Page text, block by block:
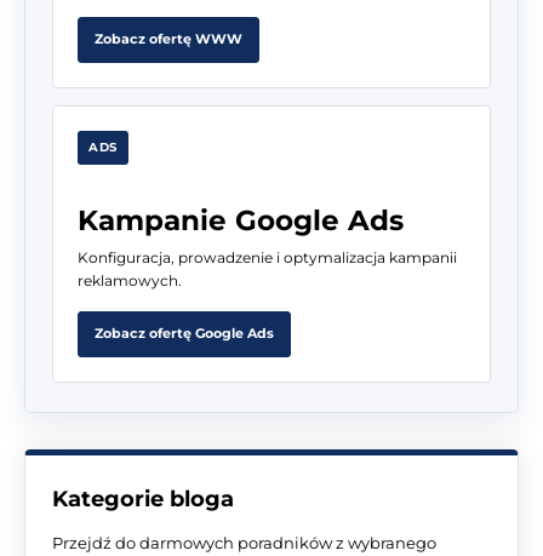
Zobacz ofertę WWW
ADS
Kampanie Google Ads
Konfiguracja, prowadzenie i optymalizacja kampanii
reklamowych.
Zobacz ofertę Google Ads
Kategorie bloga
Przejdź do darmowych poradników z wybranego